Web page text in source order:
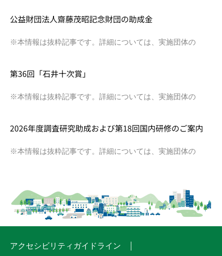
公益財団法人齋藤茂昭記念財団の助成金
※本情報は抜粋記事です。詳細については、実施団体の
第36回「石井十次賞」
※本情報は抜粋記事です。詳細については、実施団体の
2026年度調査研究助成および第18回国内研修のご案内
※本情報は抜粋記事です。詳細については、実施団体の
アクセシビリティガイドライン